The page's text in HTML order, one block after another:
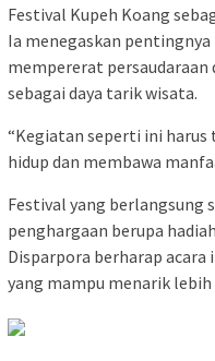
Festival Kupeh Koang
Ia menegaskan
mempererat
sebagai daya tarik wisata.
“Kegiatan seperti ini
hidup dan membawa
Festival yang
penghargaan berupa
Disparpora berharap
yang mampu menarik